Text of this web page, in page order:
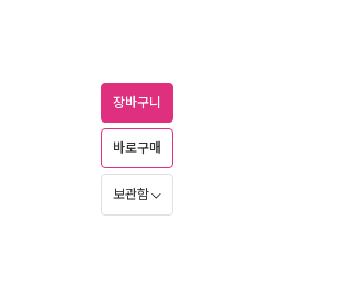
장바구니
바로구매
보관함